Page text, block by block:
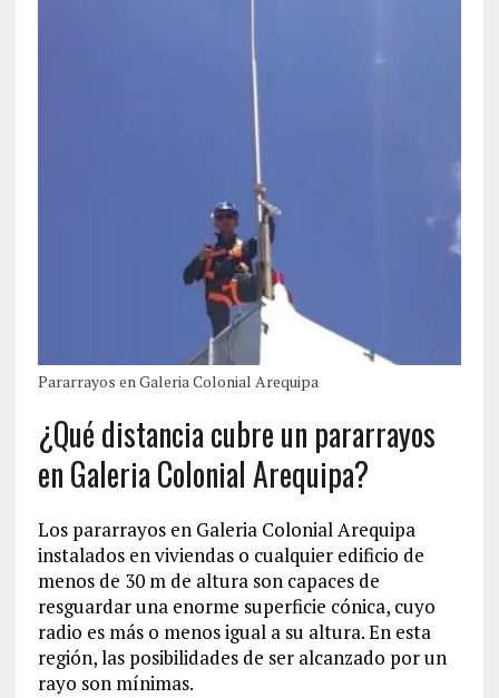
Pararrayos en Galeria Colonial Arequipa
¿Qué distancia cubre un pararrayos
en Galeria Colonial Arequipa?
Los pararrayos en Galeria Colonial Arequipa
instalados en viviendas o cualquier edificio de
menos de 30 m de altura son capaces de
resguardar una enorme superficie cónica, cuyo
radio es más o menos igual a su altura. En esta
región, las posibilidades de ser alcanzado por un
rayo son mínimas.